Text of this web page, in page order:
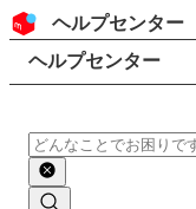
コンテンツにスキップ
ヘッダー
ヘルプセンター
検索
パンくずリスト
ヘルプセンター
検索